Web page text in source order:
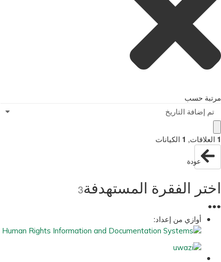
مرتبة حسب
تم إضافة التاريخ
1 العلاقات,
1 الكيانات
عودة
اختر الفقرة المستهدفة3
●
●
●
أوازي من إعداد: